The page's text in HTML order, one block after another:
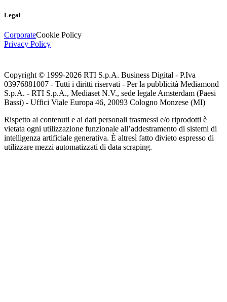
Legal
CorporateCookie Policy
Privacy Policy
Copyright © 1999-2026 RTI S.p.A. Business Digital - P.Iva
03976881007 - Tutti i diritti riservati - Per la pubblicità Mediamond
S.p.A. - RTI S.p.A., Mediaset N.V., sede legale Amsterdam (Paesi
Bassi) - Uffici Viale Europa 46, 20093 Cologno Monzese (MI)
Rispetto ai contenuti e ai dati personali trasmessi e/o riprodotti è
vietata ogni utilizzazione funzionale all’addestramento di sistemi di
intelligenza artificiale generativa. È altresì fatto divieto espresso di
utilizzare mezzi automatizzati di data scraping.